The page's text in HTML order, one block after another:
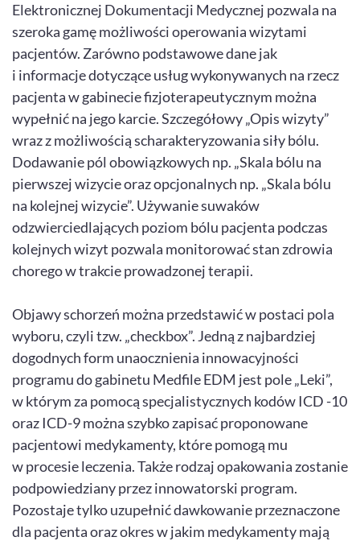
Elektronicznej Dokumentacji Medycznej pozwala na
szeroka gamę możliwości operowania wizytami
pacjentów. Zarówno podstawowe dane jak
i informacje dotyczące usług wykonywanych na rzecz
pacjenta w gabinecie fizjoterapeutycznym można
wypełnić na jego karcie. Szczegółowy „Opis wizyty”
wraz z możliwością scharakteryzowania siły bólu.
Dodawanie pól obowiązkowych np. „Skala bólu na
pierwszej wizycie oraz opcjonalnych np. „Skala bólu
na kolejnej wizycie”. Używanie suwaków
odzwierciedlających poziom bólu pacjenta podczas
kolejnych wizyt pozwala monitorować stan zdrowia
chorego w trakcie prowadzonej terapii.
Objawy schorzeń można przedstawić w postaci pola
wyboru, czyli tzw. „checkbox”. Jedną z najbardziej
dogodnych form unaocznienia innowacyjności
programu do gabinetu Medfile EDM jest pole „Leki”,
w którym za pomocą specjalistycznych kodów ICD -10
oraz ICD-9 można szybko zapisać proponowane
pacjentowi medykamenty, które pomogą mu
w procesie leczenia. Także rodzaj opakowania zostanie
podpowiedziany przez innowatorski program.
Pozostaje tylko uzupełnić dawkowanie przeznaczone
dla pacjenta oraz okres w jakim medykamenty mają